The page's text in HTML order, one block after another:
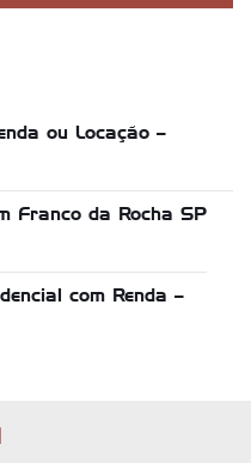
ou Locação –
Franco da Rocha SP
com Renda –